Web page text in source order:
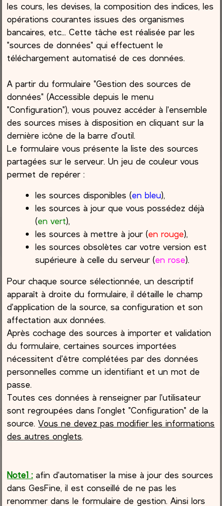
e
les cours, les devises, la composition des indices, les
opérations courantes issues des organismes
bancaires, etc... Cette tâche est réalisée par les
"sources de données" qui effectuent le
téléchargement automatisé de ces données.
A partir du formulaire "Gestion des sources de
données" (Accessible depuis le menu
"Configuration"), vous pouvez accéder à l'ensemble
des sources mises à disposition en cliquant sur la
dernière icône de la barre d'outil.
Le formulaire vous présente la liste des sources
partagées sur le serveur. Un jeu de couleur vous
permet de repérer :
les sources disponibles (en bleu),
les sources à jour que vous possédez déjà
(en vert),
les sources à mettre à jour (en rouge),
les sources obsolètes car votre version est
supérieure à celle du serveur (en rose).
Pour chaque source sélectionnée, un descriptif
apparaît à droite du formulaire, il détaille le champ
d'application de la source, sa configuration et son
affectation aux données.
Après cochage des sources à importer et validation
du formulaire, certaines sources importées
nécessitent d'être complétées par des données
personnelles comme un identifiant et un mot de
passe.
Toutes ces données à renseigner par l'utilisateur
sont regroupées dans l'onglet "Configuration" de la
source.Vous ne devez pas modifier les informations
des autres onglets.
Note1 : afin d'automatiser la mise à jour des sources
dans GesFine, il est conseillé de ne pas les
renommer dans le formulaire de gestion. Ainsi lors